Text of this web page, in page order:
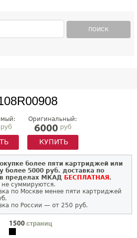
ПОИСК
руб
Оригинальный:
6000руб
КУПИТЬ
более пяти картриджей или
более 5000 руб. доставка по
пределах МКАД БЕСПЛАТНАЯ .
суммируются.
по Москве менее пяти картриджей
по России — от 250 руб.
1500 страниц